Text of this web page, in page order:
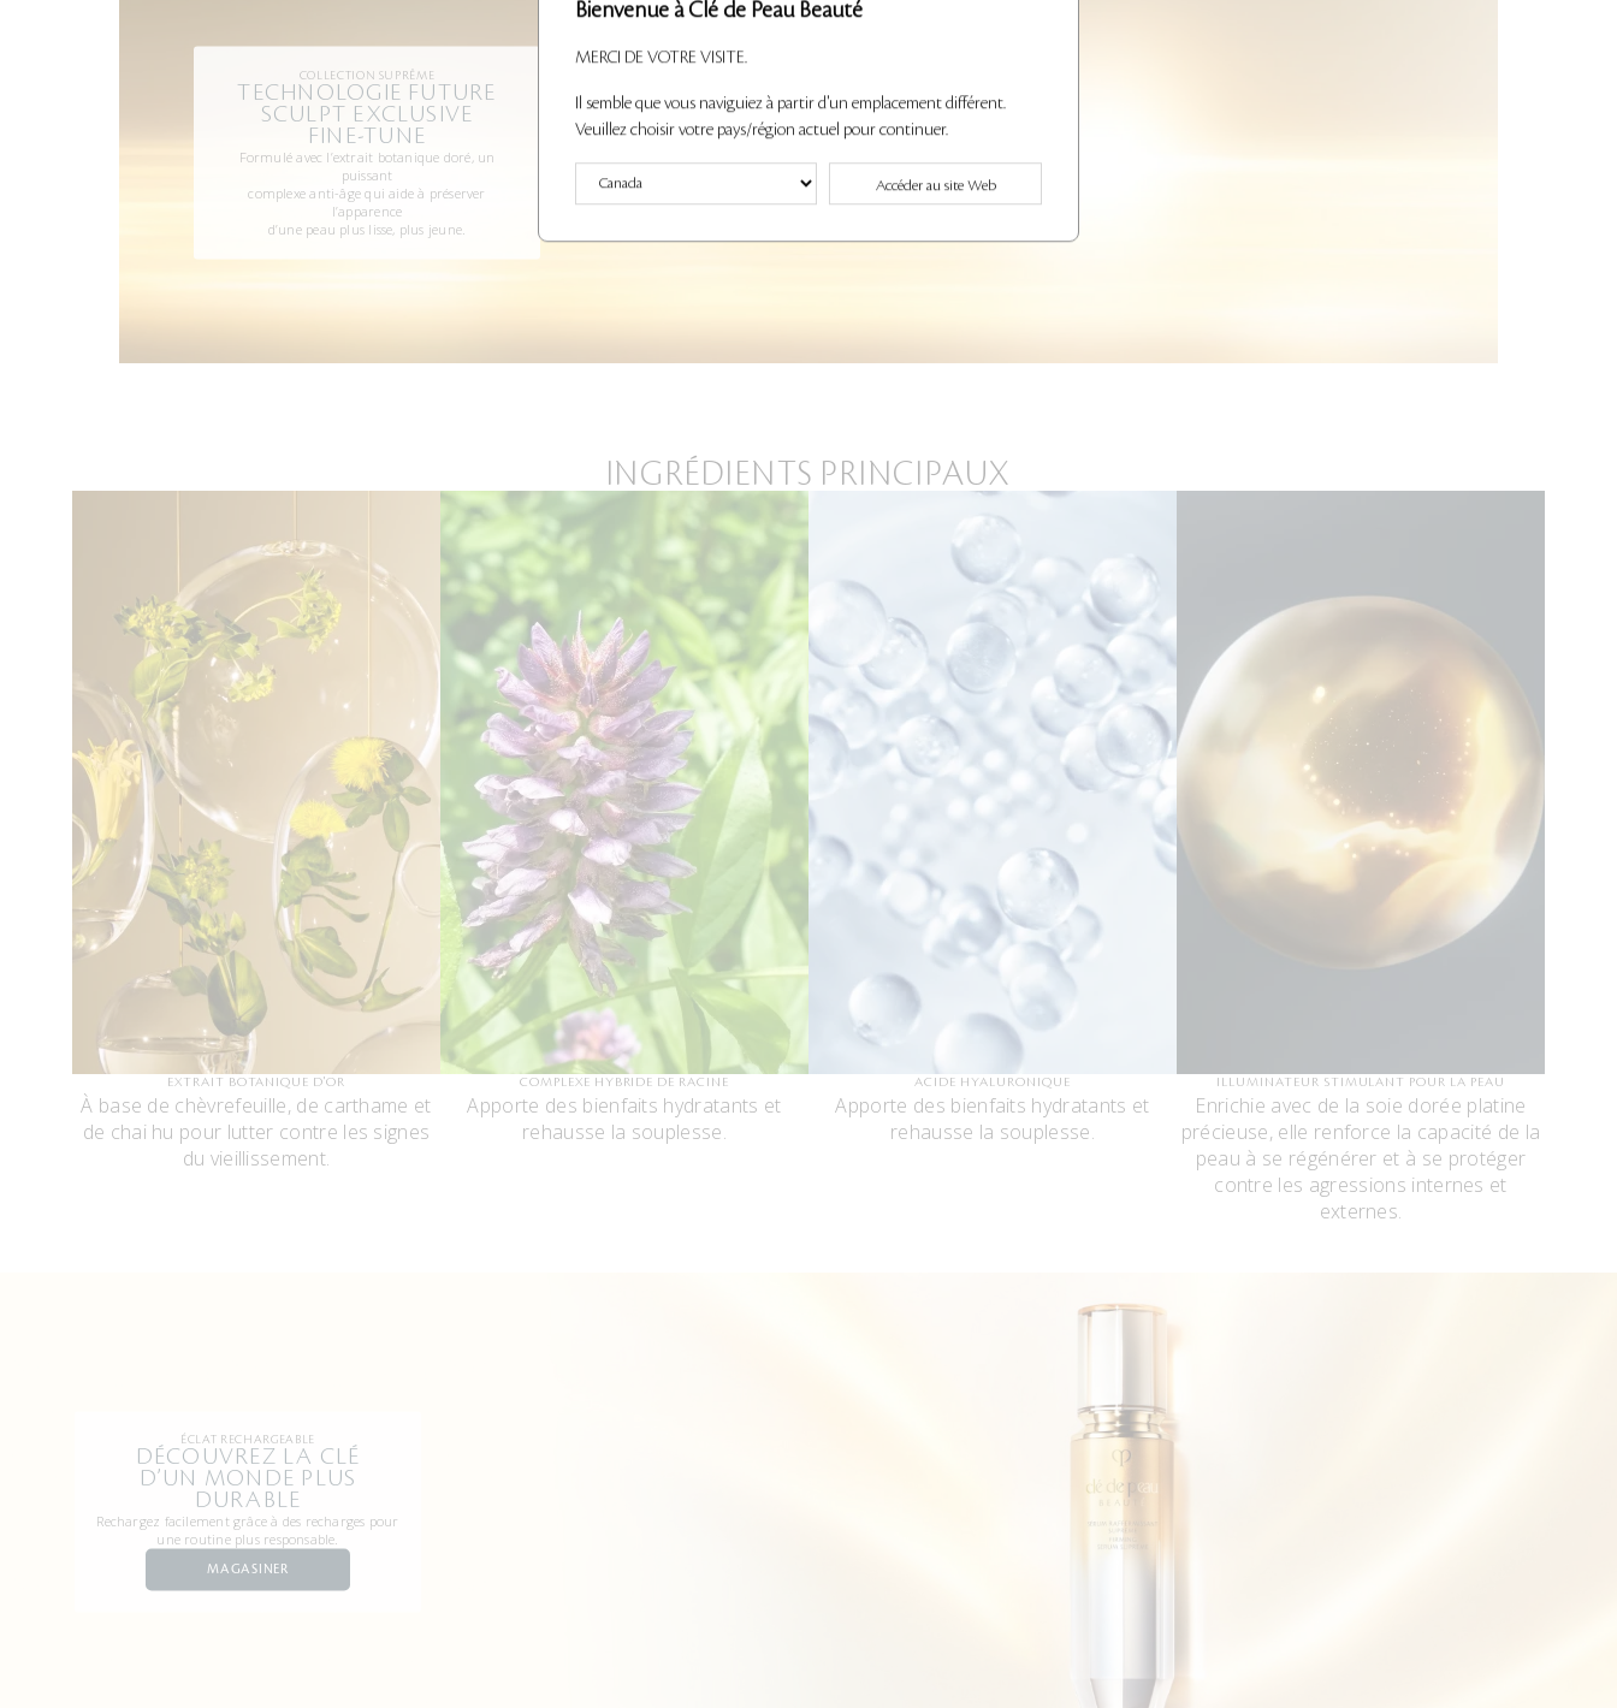
COLLECTION SUPRÊME
TECHNOLOGIE FUTURE
SCULPT EXCLUSIVE
FINE-TUNE
Formulé avec l’extrait botanique doré, un
puissant
complexe anti-âge qui aide à préserver
l’apparence
d’une peau plus lisse, plus jeune.
INGRÉDIENTS PRINCIPAUX
EXTRAIT BOTANIQUE D'OR
À base de chèvrefeuille, de carthame et
de chai hu pour lutter contre les signes
du vieillissement.
COMPLEXE HYBRIDE DE RACINE
Apporte des bienfaits hydratants et
rehausse la souplesse.
ACIDE HYALURONIQUE
Apporte des bienfaits hydratants et
rehausse la souplesse.
ILLUMINATEUR STIMULANT POUR LA PEAU
Enrichie avec de la soie dorée platine
précieuse, elle renforce la capacité de la
peau à se régénérer et à se protéger
contre les agressions internes et
externes.
ÉCLAT RECHARGEABLE
DÉCOUVREZ LA CLÉ
D’UN MONDE PLUS
DURABLE
Rechargez facilement grâce à des recharges pour
une routine plus responsable.
MAGASINER
Bienvenue à Clé de Peau Beauté
MERCI DE VOTRE VISITE.
Il semble que vous naviguiez à partir d'un emplacement différent.
Veuillez choisir votre pays/région actuel pour continuer.
Accéder au site Web